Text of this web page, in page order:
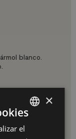
blanco.
un producto que
SPANISH
×
el